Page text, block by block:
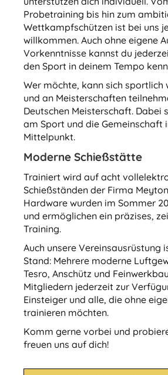
Probetraining bis hin zum
Wettkampfschützen ist bei uns
willkommen. Auch ohne eigene
Vorkenntnisse kannst du
den Sport in deinem Tempo
Wer möchte, kann sich sportlich
und an Meisterschaften
Deutschen Meisterschaft. Dabei
am Sport und die Gemeinschaft
Mittelpunkt.
Moderne Schießstätte
Trainiert wird auf acht
Schießständen der Firma
Hardware wurden im Sommer
und ermöglichen ein präzises,
Training.
Auch unsere Vereinsausrüstung
Stand: Mehrere moderne
Tesro, Anschütz und
Mitgliedern jederzeit zur
Einsteiger und alle, die ohne
trainieren möchten.
Komm gerne vorbei und
freuen uns auf dich!